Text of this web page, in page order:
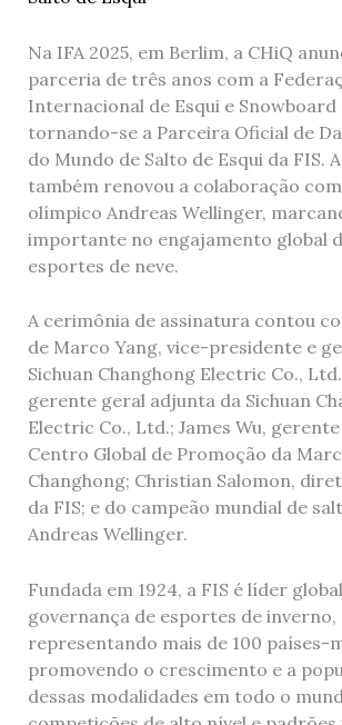
Na IFA 2025, em Berlim, a CHiQ
parceria de três anos com a
Internacional de Esqui e Snowboard
tornando-se a Parceira Oficial de
do Mundo de Salto de Esqui da FIS.
também renovou a colaboração
olímpico Andreas Wellinger,
importante no engajamento global
esportes de neve.
A cerimônia de assinatura contou
de Marco Yang, vice-presidente e
Sichuan Changhong Electric Co.,
gerente geral adjunta da Sichuan
Electric Co., Ltd.; James Wu,
Centro Global de Promoção da
Changhong; Christian Salomon,
da FIS; e do campeão mundial de
Andreas Wellinger.
Fundada em 1924, a FIS é líder
governança de esportes de inverno,
representando mais de 100 países-
promovendo o crescimento e a
dessas modalidades em todo o